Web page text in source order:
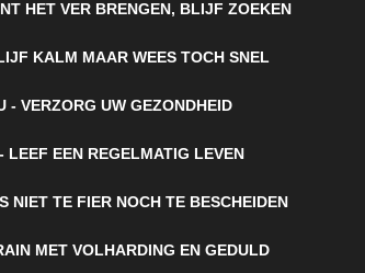
HET VER BRENGEN, BLIJF ZOEKEN
KALM MAAR WEES TOCH SNEL
- VERZORG UW GEZONDHEID
LEEF EEN REGELMATIG LEVEN
NIET TE FIER NOCH TE BESCHEIDEN
MET VOLHARDING EN GEDULD